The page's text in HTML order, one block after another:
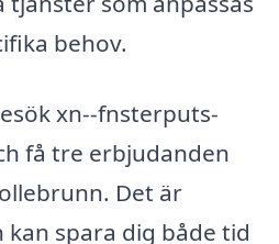
behov.
xn--fnsterputs-
få tre erbjudanden
Det är
spara dig både tid